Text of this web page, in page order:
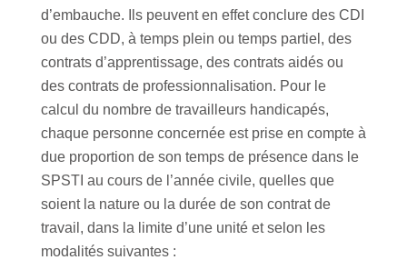
d’embauche. Ils peuvent en effet conclure des CDI
ou des CDD, à temps plein ou temps partiel, des
contrats d’apprentissage, des contrats aidés ou
des contrats de professionnalisation. Pour le
calcul du nombre de travailleurs handicapés,
chaque personne concernée est prise en compte à
due proportion de son temps de présence dans le
SPSTI au cours de l’année civile, quelles que
soient la nature ou la durée de son contrat de
travail, dans la limite d’une unité et selon les
modalités suivantes :